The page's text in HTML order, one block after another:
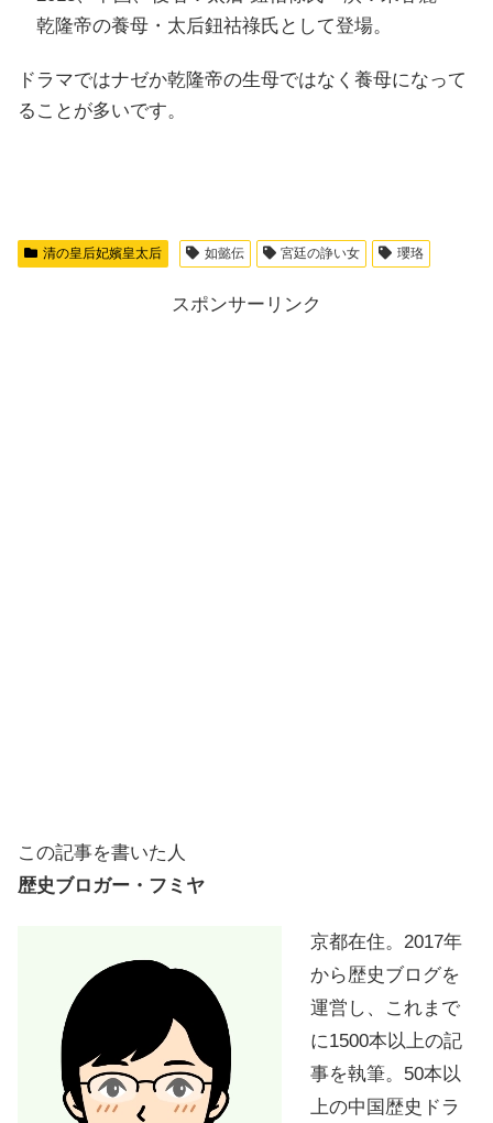
乾隆帝の養母・太后鈕祜祿氏として登場。
ドラマではナゼか乾隆帝の生母ではなく養母になって
ることが多いです。
清の皇后妃嬪皇太后 如懿伝 宮廷の諍い女 瓔珞
スポンサーリンク
この記事を書いた人
歴史ブロガー・フミヤ
京都在住。2017年
から歴史ブログを
運営し、これまで
に1500本以上の記
事を執筆。50本以
上の中国歴史ドラ